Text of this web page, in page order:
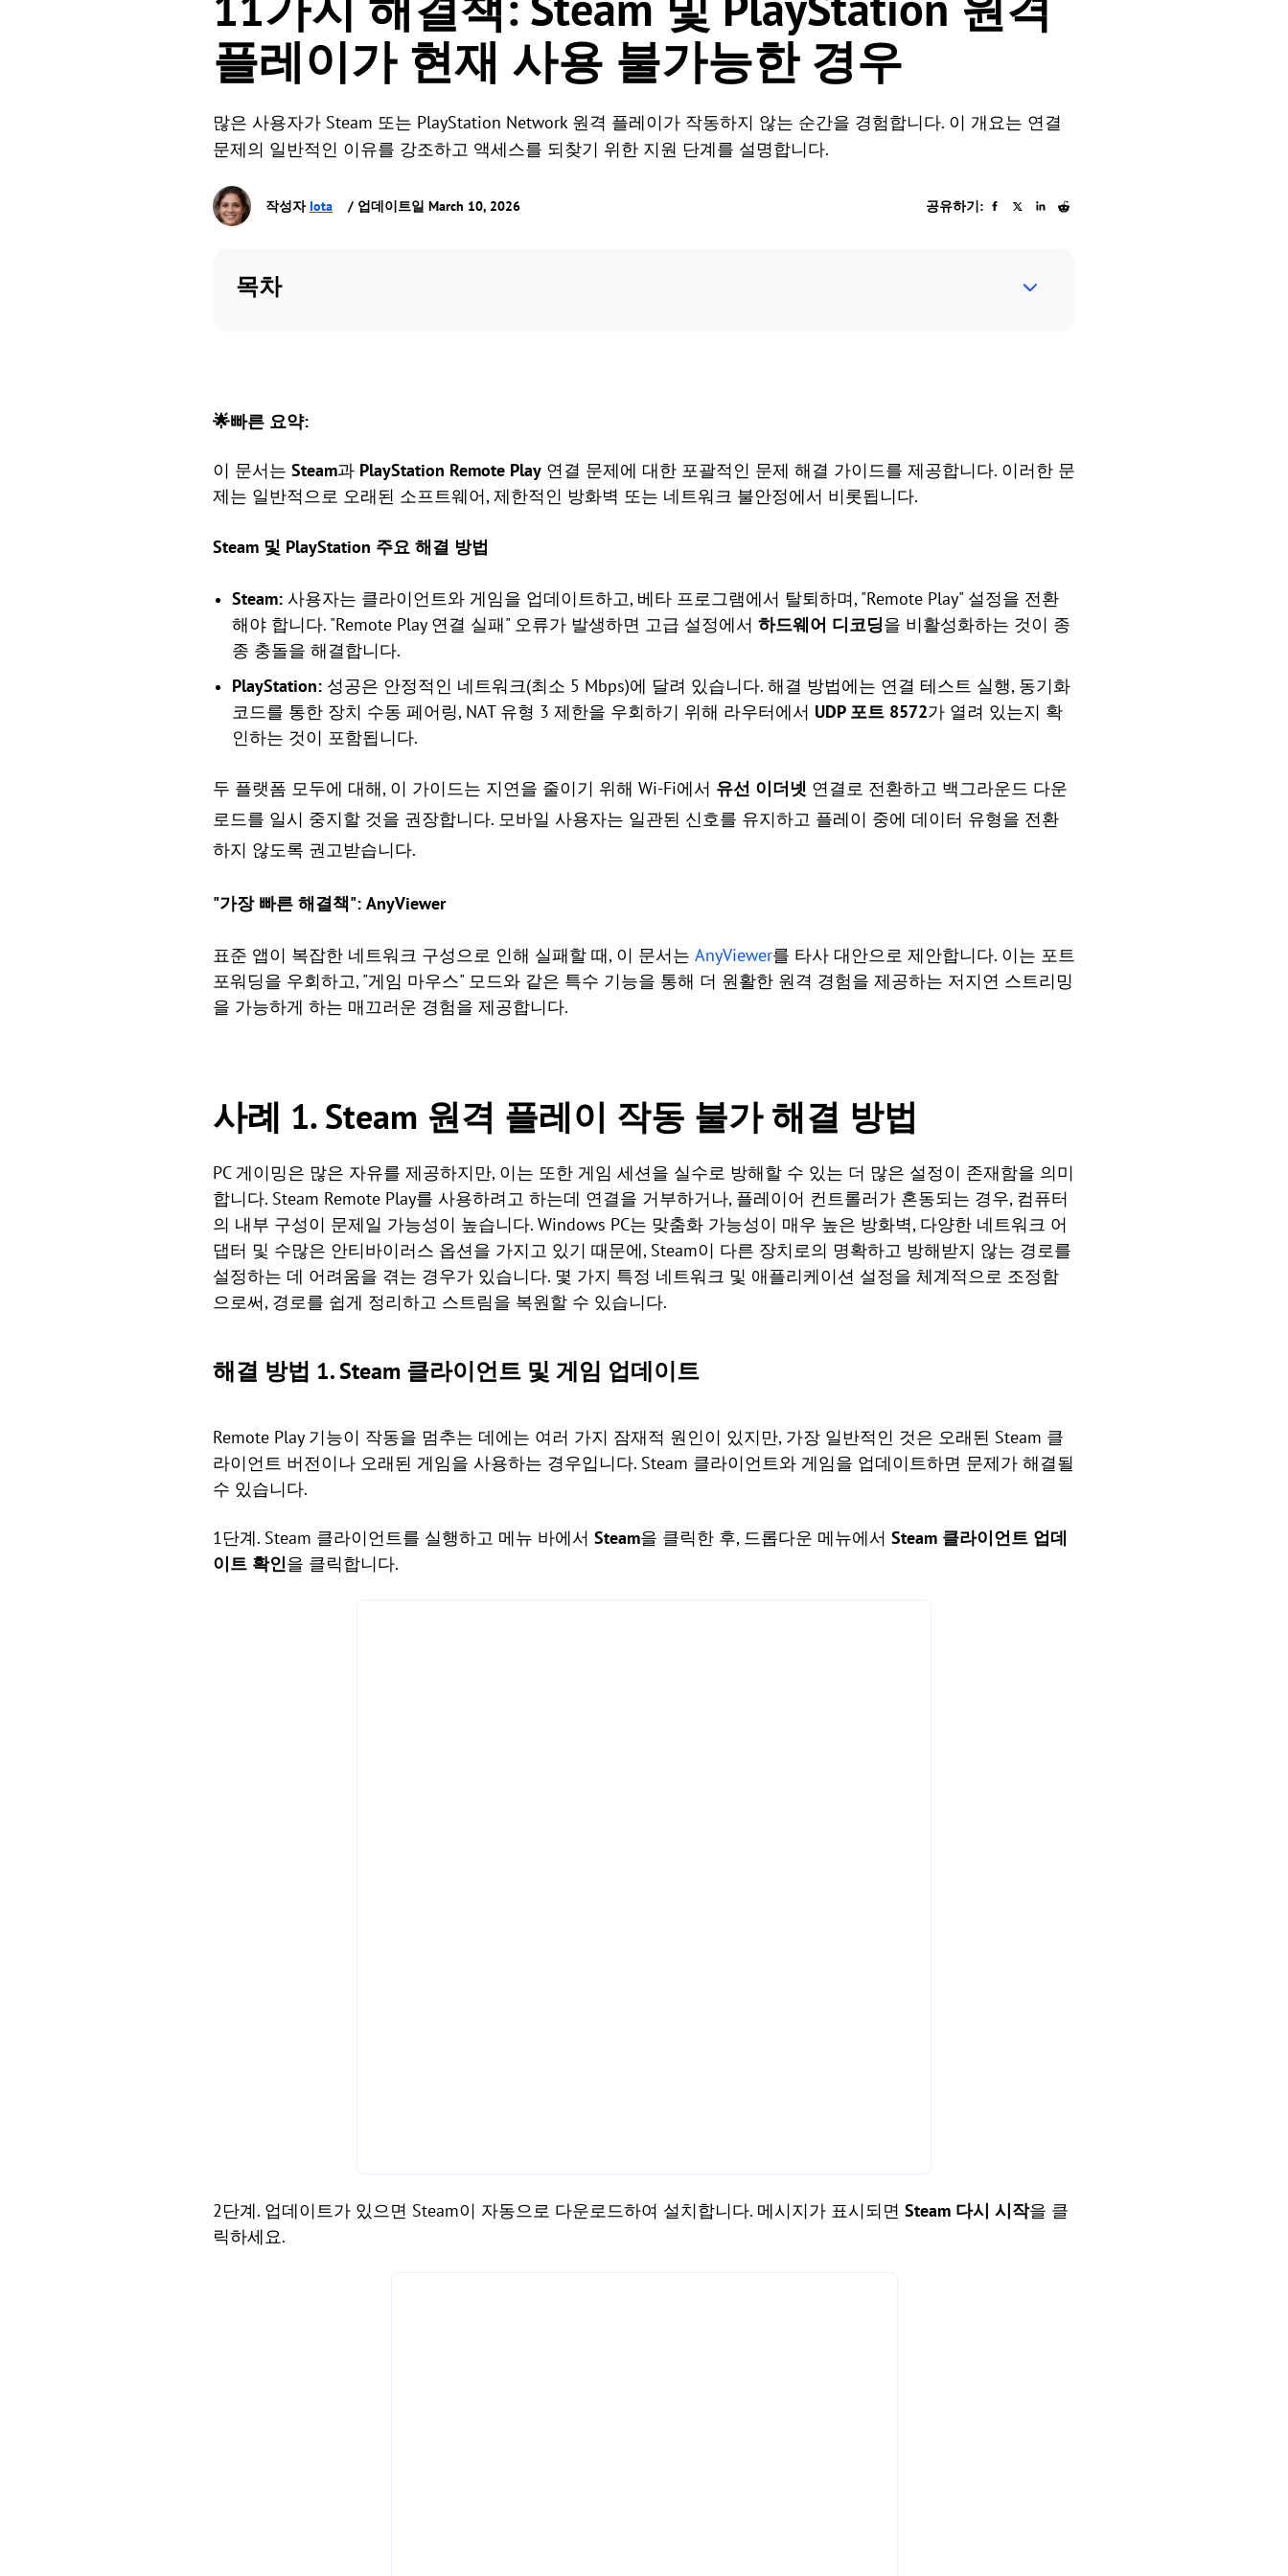
플레이가 현재 사용 불가능한 경우
많은 사용자가 Steam 또는 PlayStation Network 원격 플레이가 작동하지 않는 순간을 경험합니다. 이 개요는 연결
문제의 일반적인 이유를 강조하고 액세스를 되찾기 위한 지원 단계를 설명합니다.
작성자 Iota / 업데이트일 March 10, 2026 공유하기:
목차
🌟빠른 요약:
이 문서는 Steam과 PlayStation Remote Play 연결 문제에 대한 포괄적인 문제 해결 가이드를 제공합니다. 이러한 문
제는 일반적으로 오래된 소프트웨어, 제한적인 방화벽 또는 네트워크 불안정에서 비롯됩니다.
Steam 및 PlayStation 주요 해결 방법
Steam: 사용자는 클라이언트와 게임을 업데이트하고, 베타 프로그램에서 탈퇴하며, "Remote Play" 설정을 전환
해야 합니다. "Remote Play 연결 실패" 오류가 발생하면 고급 설정에서 하드웨어 디코딩을 비활성화하는 것이 종
종 충돌을 해결합니다.
PlayStation: 성공은 안정적인 네트워크(최소 5 Mbps)에 달려 있습니다. 해결 방법에는 연결 테스트 실행, 동기화
코드를 통한 장치 수동 페어링, NAT 유형 3 제한을 우회하기 위해 라우터에서 UDP 포트 8572가 열려 있는지 확
인하는 것이 포함됩니다.
두 플랫폼 모두에 대해, 이 가이드는 지연을 줄이기 위해 Wi-Fi에서 유선 이더넷 연결로 전환하고 백그라운드 다운
로드를 일시 중지할 것을 권장합니다. 모바일 사용자는 일관된 신호를 유지하고 플레이 중에 데이터 유형을 전환
하지 않도록 권고받습니다.
"가장 빠른 해결책": AnyViewer
표준 앱이 복잡한 네트워크 구성으로 인해 실패할 때, 이 문서는 AnyViewer를 타사 대안으로 제안합니다. 이는 포트
포워딩을 우회하고, "게임 마우스" 모드와 같은 특수 기능을 통해 더 원활한 원격 경험을 제공하는 저지연 스트리밍
을 가능하게 하는 매끄러운 경험을 제공합니다.
사례 1. Steam 원격 플레이 작동 불가 해결 방법
PC 게이밍은 많은 자유를 제공하지만, 이는 또한 게임 세션을 실수로 방해할 수 있는 더 많은 설정이 존재함을 의미
합니다. Steam Remote Play를 사용하려고 하는데 연결을 거부하거나, 플레이어 컨트롤러가 혼동되는 경우, 컴퓨터
의 내부 구성이 문제일 가능성이 높습니다. Windows PC는 맞춤화 가능성이 매우 높은 방화벽, 다양한 네트워크 어
댑터 및 수많은 안티바이러스 옵션을 가지고 있기 때문에, Steam이 다른 장치로의 명확하고 방해받지 않는 경로를
설정하는 데 어려움을 겪는 경우가 있습니다. 몇 가지 특정 네트워크 및 애플리케이션 설정을 체계적으로 조정함
으로써, 경로를 쉽게 정리하고 스트림을 복원할 수 있습니다.
해결 방법 1. Steam 클라이언트 및 게임 업데이트
Remote Play 기능이 작동을 멈추는 데에는 여러 가지 잠재적 원인이 있지만, 가장 일반적인 것은 오래된 Steam 클
라이언트 버전이나 오래된 게임을 사용하는 경우입니다. Steam 클라이언트와 게임을 업데이트하면 문제가 해결될
수 있습니다.
1단계. Steam 클라이언트를 실행하고 메뉴 바에서 Steam을 클릭한 후, 드롭다운 메뉴에서 Steam 클라이언트 업데
이트 확인을 클릭합니다.
2단계. 업데이트가 있으면 Steam이 자동으로 다운로드하여 설치합니다. 메시지가 표시되면 Steam 다시 시작을 클
릭하세요.